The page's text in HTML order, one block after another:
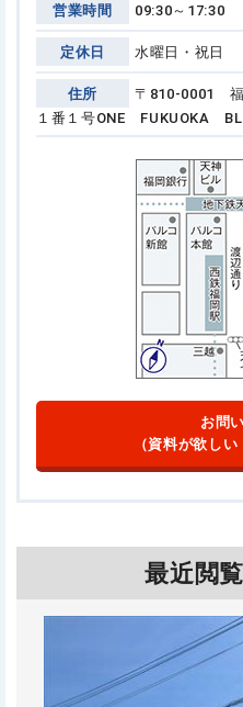
営業時間 09:30～17:30
定休日 水曜日・祝日
住所
〒810-0001 福
１番１号ONE FUKUOKA
お問
（資料が欲しい
最近閲